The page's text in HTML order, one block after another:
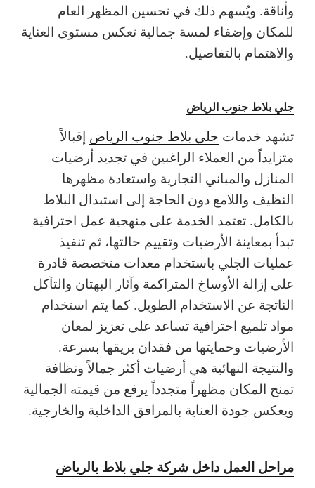
وأناقة. ويُسهم ذلك في تحسين المظهر العام
للمكان وإضفاء لمسة جمالية تعكس مستوى العناية
والاهتمام بالتفاصيل.
جلي بلاط جنوب الرياض
تشهد خدمات جلي بلاط جنوب الرياض إقبالاً
متزايداً من العملاء الراغبين في تجديد أرضيات
المنازل والمباني التجارية واستعادة مظهرها
النظيف واللامع دون الحاجة إلى استبدال البلاط
بالكامل. تعتمد الخدمة على منهجية عمل احترافية
تبدأ بمعاينة الأرضيات وتقييم حالتها، ثم تنفيذ
عمليات الجلي باستخدام معدات متخصصة قادرة
على إزالة الأوساخ المتراكمة وآثار البهتان والتآكل
الناتجة عن الاستخدام الطويل. كما يتم استخدام
مواد تلميع احترافية تساعد على تعزيز لمعان
الأرضيات وحمايتها من فقدان بريقها بسرعة.
والنتيجة النهائية هي أرضيات أكثر جمالاً ونظافة
تمنح المكان مظهراً متجدداً يرفع من قيمته الجمالية
ويعكس جودة العناية بالمرافق الداخلية والخارجية.
مراحل العمل داخل شركة جلي بلاط بالرياض